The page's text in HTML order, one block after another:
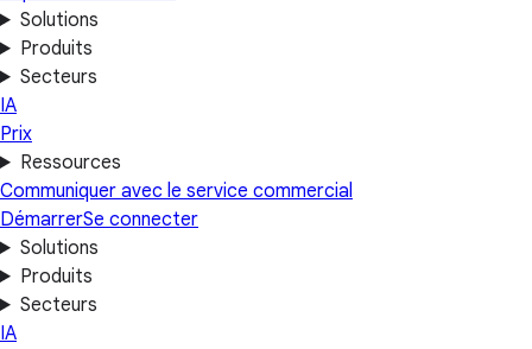
Solutions
Produits
Secteurs
IA
Prix
Ressources
Communiquer avec le service commercial
DémarrerSe connecter
Solutions
Produits
Secteurs
IA